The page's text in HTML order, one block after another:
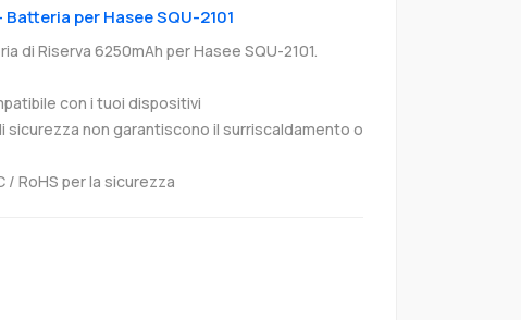
per Hasee SQU-2101
di Riserva 6250mAh per Hasee SQU-2101.
con i tuoi dispositivi
sicurezza non garantiscono il surriscaldamento o
/ RoHS per la sicurezza